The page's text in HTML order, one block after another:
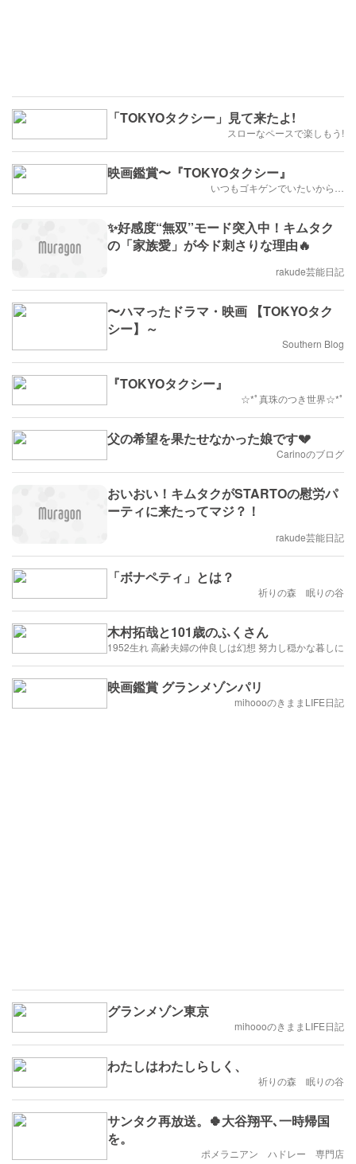
「TOKYOタクシー」見て来たよ!
スローなペースで楽しもう!
映画鑑賞〜『TOKYOタクシー』
いつもゴキゲンでいたいから…
✨好感度“無双”モード突入中！キムタク
の「家族愛」が今ド刺さりな理由🔥
rakude芸能日記
〜ハマったドラマ・映画 【TOKYOタク
シー】～
Southern Blog
『TOKYOタクシー』
☆*ﾟ真珠のつき世界☆*ﾟ
父の希望を果たせなかった娘です💔
Carinoのブログ
おいおい！キムタクがSTARTOの慰労パ
ーティに来たってマジ？！
rakude芸能日記
「ボナペティ」とは？
祈りの森 眠りの谷
木村拓哉と101歳のふくさん
1952生れ 高齢夫婦の仲良しは幻想 努力し穏かな暮しに
映画鑑賞 グランメゾンパリ
mihoooのきままLIFE日記
グランメゾン東京
mihoooのきままLIFE日記
わたしはわたしらしく、
祈りの森 眠りの谷
サンタク再放送。🍀大谷翔平､一時帰国
を。
ポメラニアン ハドレー 専門店